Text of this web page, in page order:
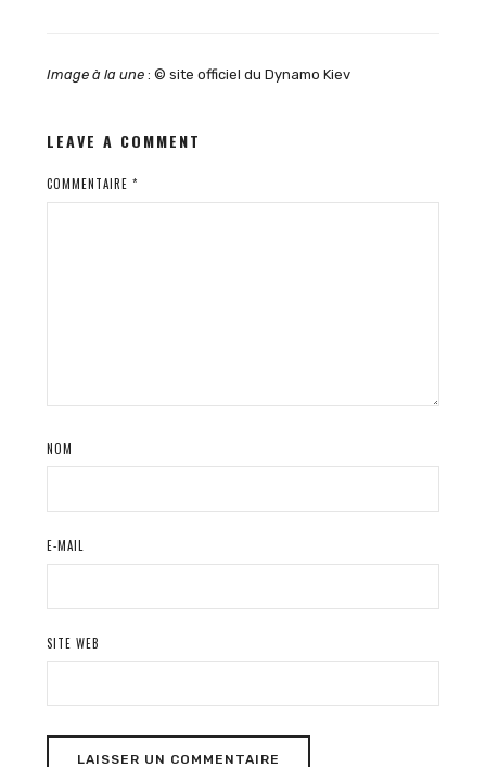
Image à la une: © site officiel du Dynamo Kiev
LEAVE A COMMENT
COMMENTAIRE *
NOM
E-MAIL
SITE WEB